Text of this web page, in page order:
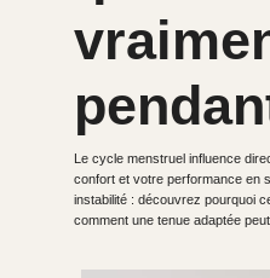
Le cycle menstruel influence
confort et votre performance en
instabilité : découvrez pourquoi
comment une tenue adaptée